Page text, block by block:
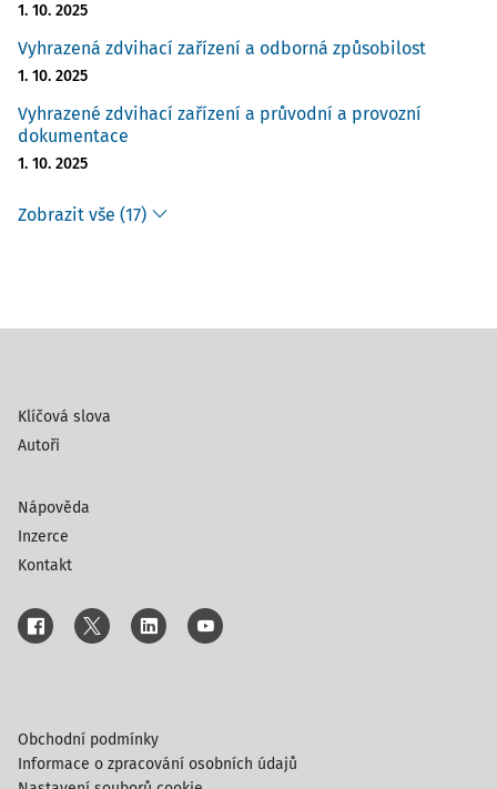
1. 10. 2025
Vyhrazená zdvihací zařízení a odborná způsobilost
1. 10. 2025
Vyhrazené zdvihací zařízení a průvodní a provozní
dokumentace
1. 10. 2025
Zobrazit vše (17)
Klíčová slova
Autoři
Nápověda
Inzerce
Kontakt
Obchodní podmínky
Informace o zpracování osobních údajů